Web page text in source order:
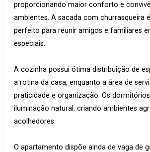
proporcionando maior conforto e
ambientes. A sacada com churrasqueira
perfeito para reunir amigos e familiares
especiais.
A cozinha possui ótima distribuição de
a rotina da casa, enquanto a área de
praticidade e organização. Os
iluminação natural, criando ambientes
acolhedores.
O apartamento dispõe ainda de vaga de